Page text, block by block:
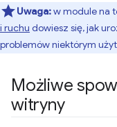
Uwaga:w module na
i ruchu dowiesz się, jak
problemów niektórym
Możliwe
witryny